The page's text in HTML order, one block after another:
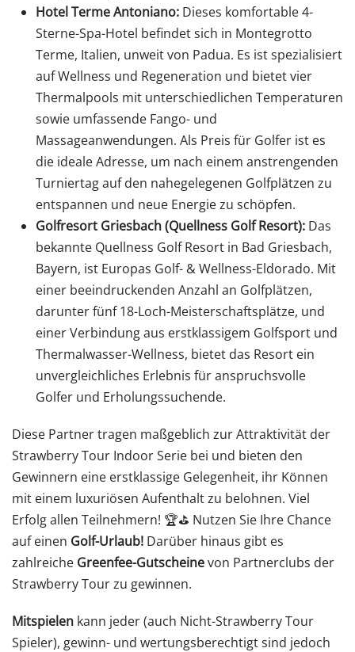
Hotel Terme Antoniano: Dieses komfortable 4-
Sterne-Spa-Hotel befindet sich in Montegrotto
Terme, Italien, unweit von Padua. Es ist spezialisiert
auf Wellness und Regeneration und bietet vier
Thermalpools mit unterschiedlichen Temperaturen
sowie umfassende Fango- und
Massageanwendungen. Als Preis für Golfer ist es
die ideale Adresse, um nach einem anstrengenden
Turniertag auf den nahegelegenen Golfplätzen zu
entspannen und neue Energie zu schöpfen.
Golfresort Griesbach (Quellness Golf Resort): Das
bekannte Quellness Golf Resort in Bad Griesbach,
Bayern, ist Europas Golf- & Wellness-Eldorado. Mit
einer beeindruckenden Anzahl an Golfplätzen,
darunter fünf 18-Loch-Meisterschaftsplätze, und
einer Verbindung aus erstklassigem Golfsport und
Thermalwasser-Wellness, bietet das Resort ein
unvergleichliches Erlebnis für anspruchsvolle
Golfer und Erholungssuchende.
Diese Partner tragen maßgeblich zur Attraktivität der
Strawberry Tour Indoor Serie bei und bieten den
Gewinnern eine erstklassige Gelegenheit, ihr Können
mit einem luxuriösen Aufenthalt zu belohnen. Viel
Erfolg allen Teilnehmern! 🏆⛳️ Nutzen Sie Ihre Chance
auf einen Golf-Urlaub! Darüber hinaus gibt es
zahlreiche Greenfee-Gutscheinevon Partnerclubs der
Strawberry Tour zu gewinnen.
Mitspielen kann jeder (auch Nicht-Strawberry Tour
Spieler), gewinn- und wertungsberechtigt sind jedoch